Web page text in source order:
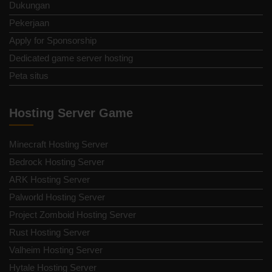
Dukungan
Pekerjaan
Apply for Sponsorship
Dedicated game server hosting
Peta situs
Hosting Server Game
Minecraft Hosting Server
Bedrock Hosting Server
ARK Hosting Server
Palworld Hosting Server
Project Zomboid Hosting Server
Rust Hosting Server
Valheim Hosting Server
Hytale Hosting Server